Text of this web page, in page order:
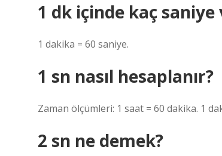
1 dk içinde kaç saniye
1 dakika = 60 saniye.
1 sn nasıl hesaplanır?
Zaman ölçümleri: 1 saat = 60 dakika. 1
2 sn ne demek?